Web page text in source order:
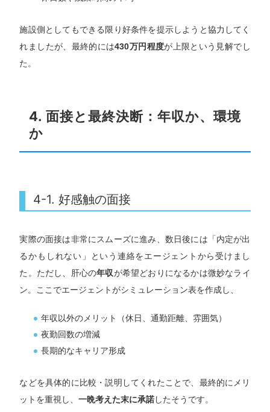
施設側としてもできる限り好条件を提示しようと協力してく
れましたが、最終的には430万円程度が上限という見解でし
た。
4. 面接と最終決断：年収か、環境
か
4-1. 好感触の面接
実際の面接は非常にスムーズに進み、数日後には「内定が出
るかもしれない」という連絡をエージェントから受けまし
た。ただし、肝心の年収が希望どおりになるかは微妙なライ
ン。ここでエージェントがシミュレーション表を作成し、
年収以外のメリット（休日、通勤距離、雰囲気）
夜勤回数の増減
長期的なキャリア形成
などを具体的に比較・説明してくれたことで、最終的にメリ
ットを重視し、一晩考えた末に承諾したそうです。